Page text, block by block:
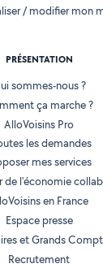
/ modifier mon
PRÉSENTATION
sommes-nous ?
ça marche ?
AlloVoisins Pro
les demandes
mes services
de l'économie
en France
Espace presse
et Grands
Recrutement